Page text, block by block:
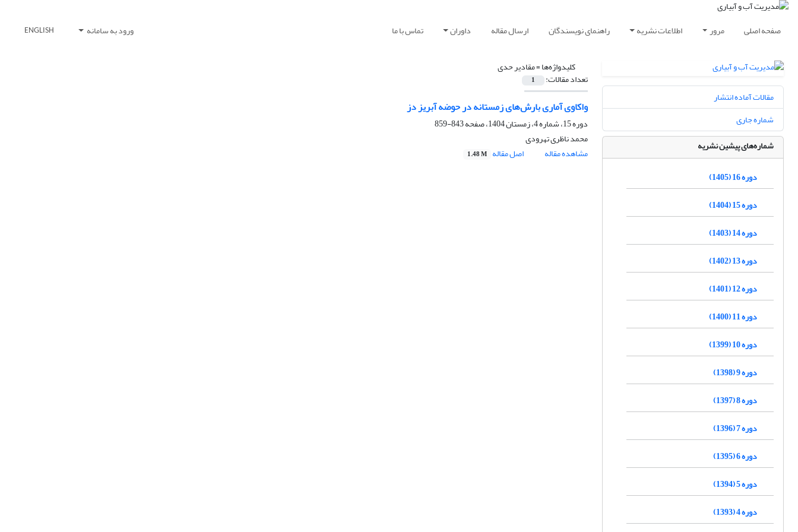
صفحه اصلی مرور اطلاعات نشریه راهنمای نویسندگان ارسال مقاله داوران تماس با ما ورود به سامانه ENGLISH
کلیدواژه‌ها =مقادیر حدی
تعداد مقالات: 1
واکاوی آماری بارش‌های زمستانه در حوضه آبریز دز
دوره 15، شماره 4، زمستان 1404، صفحه
843-859
محمد ناظری تهرودی
مشاهده مقاله
اصل مقاله 1.48 M
مقالات آماده انتشار
شماره جاری
شماره‌های پیشین نشریه
دوره 16 (1405)
دوره 15 (1404)
دوره 14 (1403)
دوره 13 (1402)
دوره 12 (1401)
دوره 11 (1400)
دوره 10 (1399)
دوره 9 (1398)
دوره 8 (1397)
دوره 7 (1396)
دوره 6 (1395)
دوره 5 (1394)
دوره 4 (1393)